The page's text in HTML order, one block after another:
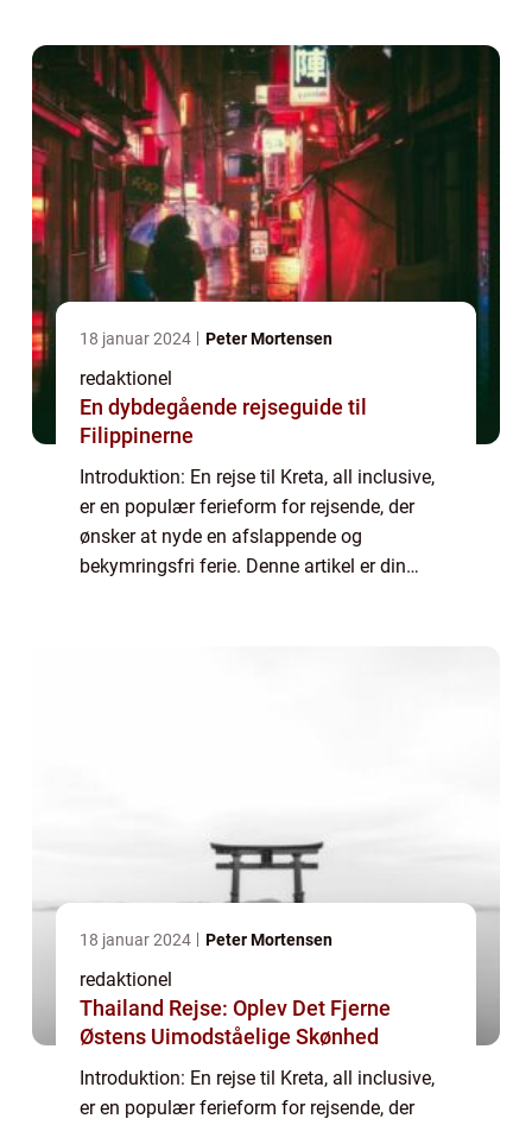
18 januar 2024 Peter Mortensen
redaktionel
En dybdegående rejseguide til
Filippinerne
Introduktion: En rejse til Kreta, all inclusive,
er en populær ferieform for rejsende, der
ønsker at nyde en afslappende og
bekymringsfri ferie. Denne artikel er din
18 januar 2024 Peter Mortensen
redaktionel
Thailand Rejse: Oplev Det Fjerne
Østens Uimodståelige Skønhed
Introduktion: En rejse til Kreta, all inclusive,
er en populær ferieform for rejsende, der